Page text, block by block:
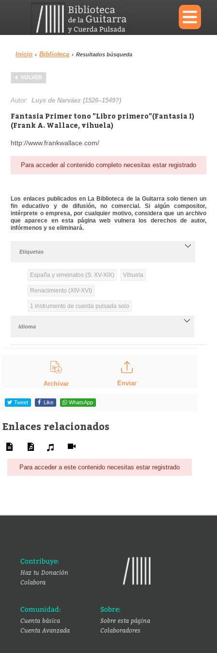
×
Menu
Biblioteca
Inicio › Biblioteca › Resultados búsqueda
VOLVER
Autor:Luys de Narváez (1526–1549?)
Fantasia Primer tono "Libro primero"(Fantasia I)
(Frank A. Wallace, vihuela)
http://www.frankwallace.com/
Para acceder al contenido completo necesitas estar registrado
Los enlaces publicados en La Biblioteca de la Guitarra solo tienen un
fin educativo y de difusión, no comercial. Si algún compositor,
intérprete o empresa, por cualquier motivo, considera que un archivo
que aparece en esta página web vulnera los derechos de autor,
infórmenos y se eliminará.
Etiquetas
España y virreinatos (S. XV-XIX) Vihuela
Renacimiento (XIV-XVI)
1 instrumento de cuerda pulsada solo
Idioma
Archivar Enviar
Tweet Like WhatsApp
Enlaces relacionados
Para acceder a este contenido necesitas estar registrado
Contribuye:
Haz tu Donación
Colabora
Comunidad:
Cuenta básica
Cuenta Avanzada
Sobre:
Sobre esta página
Colaboradores